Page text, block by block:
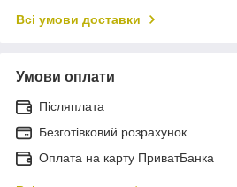
Всі умови доставки
Умови оплати
Післяплата
Безготівковий розрахунок
Оплата на карту ПриватБанка